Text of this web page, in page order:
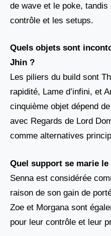
de wave et le poke,
contrôle et les setups.
Quels objets sont
Jhin ?
Les piliers du build sont
rapidité, Lame d’infini, et
cinquième objet dépend
avec Regards de Lord
comme alternatives
Quel support se marie
Senna est considérée
raison de son gain de
Zoe et Morgana sont
pour leur contrôle et leur